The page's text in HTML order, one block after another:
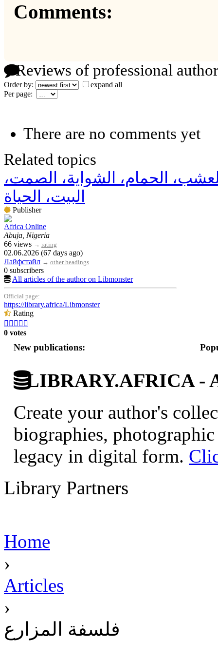
Comments:
Reviews of professional
Order by:
expand all
Per page:
There are no comments yet
Related topics
الحمام، الشواية، الصمت،
البيت، الحياة
Publisher
Africa Online
Abuja, Nigeria
66 views → rating
02.06.2026 (67 days ago)
Лайфстайл → other headings
0 subscribers
All articles of the author on Libmonster
Official page:
https://library.africa/Libmonster
Rating
    
0 votes
New publications:
LIBRARY.AFRICA -
Create your author's
biographies,
legacy in digital form.
Library Partners
Home
›
Articles
›
فلسفة المزارع